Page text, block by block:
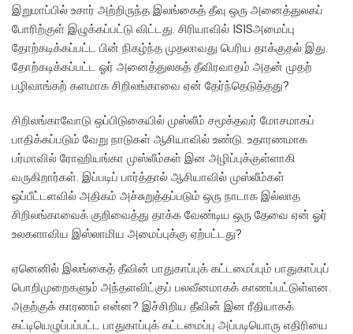
இறுமாப்பில் உசார் அற்றிருந்த இலங்கைத் தீவு ஒரு அனைத்துலகப்
போரிற்குள் இழுக்கப்பட்டு விட்டது. சிரியாவில் ISISஅமைப்பு
தோற்கடிக்கப்பட்ட பின் நிகழ்ந்த முதலாவது பெரிய தாக்குதல் இது.
தோற்கடிக்கப்பட்ட ஓர் அனைத்துலகத் தீவிரவாதம் அதன் முதற்
பழிவாங்கற் களமாக சிறிலங்காவை ஏன் தேர்ந்தெடுத்தது?
சிறிலங்காவோடு ஒப்பிடுகையில் முஸ்லீம் சமூக்தவர் மோசமாகப்
பாதிக்கப்படும் வேறு நாடுகள் ஆசியாவில் உண்டு. உதாரணமாக
பர்மாவில் ரோஹியங்கா முஸ்லீம்கள் இன அழிப்புக்குள்ளாகி
வருகிறார்கள். இப்படிப் பார்த்தால் ஆசியாவில் முஸ்லீம்கள்
ஒப்பீட்டளவில் அதிகம் அச்சுறுத்தப்படும் ஒரு நாடாக இல்லாத
சிறிலங்காவைக் குறிவைத்து தாக்க வேண்டிய ஒரு தேவை ஏன் ஓர்
உலகளாவிய இஸ்லாமிய அமைப்புக்கு ஏற்பட்டது?
ஏனெனில் இலங்கைத் தீவின் பாதுகாப்புக் கட்டமைப்பும் பாதுகாப்புப்
பொறிமுறைகளும் அந்தளவிட்குப் பலவீனமாகக் காணப்பட்டுள்ளன.
அதற்குக் காரணம் என்ன? இச்சிறிய தீவின் இன ரீதியாகக்
கட்டியெழுப்பப்பட்ட பாதுகாப்புக் கட்டமைப்பு அப்படியொரு எதிரியை